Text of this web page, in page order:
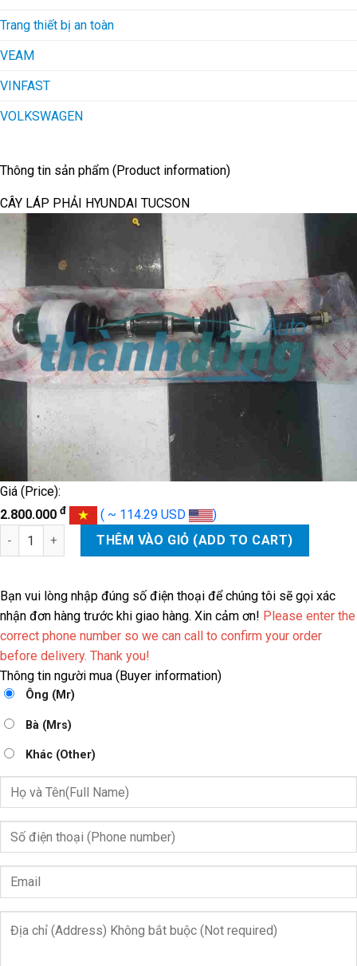
Trang thiết bị an toàn
VEAM
VINFAST
VOLKSWAGEN
Thông tin sản phẩm (Product information)
CÂY LÁP PHẢI HYUNDAI TUCSON
Giá (Price):
2.800.000 đ ( ~ 114.29 USD )
CÂY LÁP PHẢI HYUNDAI TUCSON số lượng
THÊM VÀO GIỎ (ADD TO CART)
Bạn vui lòng nhập đúng số điện thoại để chúng tôi sẽ gọi xác
nhận đơn hàng trước khi giao hàng. Xin cảm ơn! Please enter the
correct phone number so we can call to confirm your order
before delivery. Thank you!
Thông tin người mua (Buyer information)
Ông (Mr)
Bà (Mrs)
Khác (Other)